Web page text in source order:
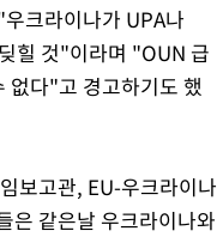
크라이나가 UPA나
힐 것"이라며 "OUN 급
없다"고 경고하기도 했
보고관, EU-우크라이나
은 같은날 우크라이나와